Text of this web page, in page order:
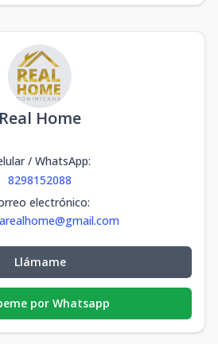
Real Home
/ WhatsApp:
8298152088
electrónico:
Llámame
por Whatsapp